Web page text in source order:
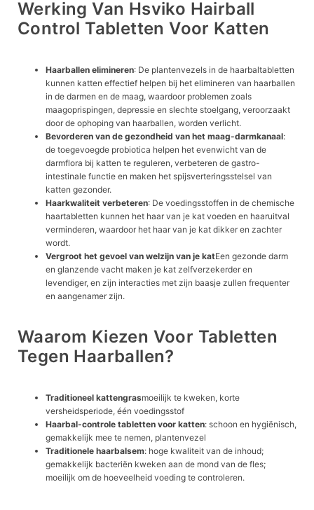
Werking Van Hsviko Hairball
Control Tabletten Voor Katten
Haarballen elimineren: De plantenvezels in de haarbaltabletten
kunnen katten effectief helpen bij het elimineren van haarballen
in de darmen en de maag, waardoor problemen zoals
maagoprispingen, depressie en slechte stoelgang, veroorzaakt
door de ophoping van haarballen, worden verlicht.
Bevorderen van de gezondheid van het maag-darmkanaal:
de toegevoegde probiotica helpen het evenwicht van de
darmflora bij katten te reguleren, verbeteren de gastro-
intestinale functie en maken het spijsverteringsstelsel van
katten gezonder.
Haarkwaliteit verbeteren: De voedingsstoffen in de chemische
haartabletten kunnen het haar van je kat voeden en haaruitval
verminderen, waardoor het haar van je kat dikker en zachter
wordt.
Vergroot het gevoel van welzijn van je katEen gezonde darm
en glanzende vacht maken je kat zelfverzekerder en
levendiger, en zijn interacties met zijn baasje zullen frequenter
en aangenamer zijn.
Waarom Kiezen Voor Tabletten
Tegen Haarballen?
Traditioneel kattengrasmoeilijk te kweken, korte
versheidsperiode, één voedingsstof
Haarbal-controle tabletten voor katten: schoon en hygiënisch,
gemakkelijk mee te nemen, plantenvezel
Traditionele haarbalsem: hoge kwaliteit van de inhoud;
gemakkelijk bacteriën kweken aan de mond van de fles;
moeilijk om de hoeveelheid voeding te controleren.